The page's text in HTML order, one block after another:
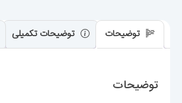
توضیحات توضیحات تکمیلی
توضیحات